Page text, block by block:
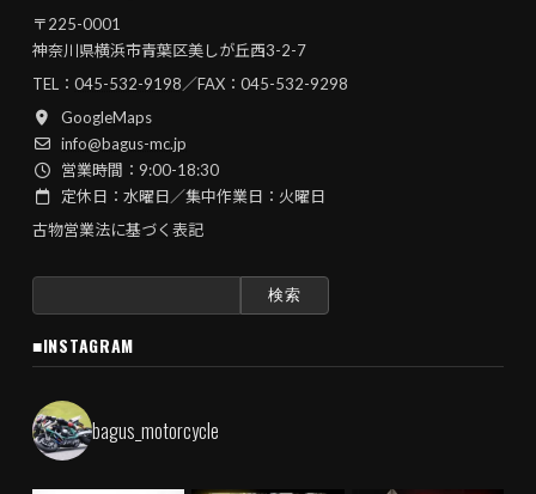
〒225-0001
神奈川県横浜市青葉区美しが丘西3-2-7
TEL： 045-532-9198／FAX：045-532-9298
GoogleMaps
info@bagus-mc.jp
営業時間：9:00-18:30
定休日：水曜日／集中作業日：火曜日
古物営業法に基づく表記
■INSTAGRAM
bagus_motorcycle